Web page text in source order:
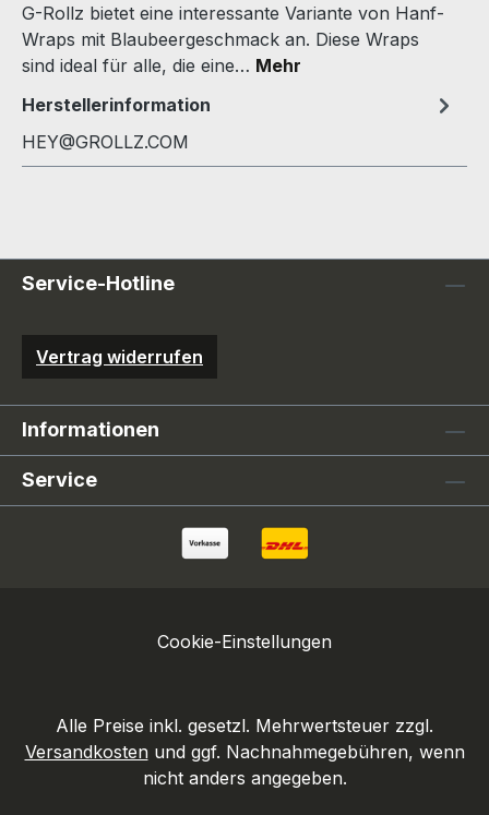
G-Rollz bietet eine interessante Variante von Hanf-
Wraps mit Blaubeergeschmack an. Diese Wraps
sind ideal für alle, die eine… Mehr
Herstellerinformation
HEY@GROLLZ.COM
Service-Hotline
Vertrag widerrufen
Informationen
Service
Cookie-Einstellungen
Alle Preise inkl. gesetzl. Mehrwertsteuer zzgl.
Versandkostenund ggf. Nachnahmegebühren, wenn
nicht anders angegeben.